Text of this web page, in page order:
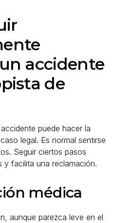
accidente
de
puede hacer la
legal. Es normal sentirse
Seguir ciertos pasos
y facilita una reclamación.
médica
aunque parezca leve en el